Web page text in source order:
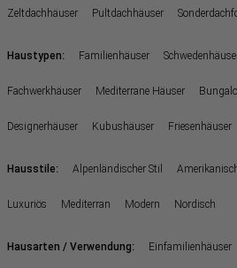
Zeltdachhäuser Pultdachhäuser
Haustypen: Familienhäuser
Fachwerkhäuser Mediterrane Häuser
Designerhäuser Kubushäuser Friesenhäuser
Hausstile: Alpenländischer Stil
Luxuriös Mediterran Modern Nordisch
Hausarten / Verwendung: Einfamilienhäuser